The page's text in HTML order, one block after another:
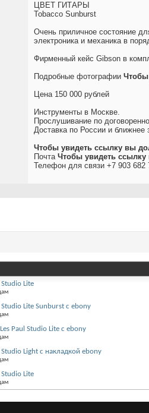
ЦВЕТ ГИТАРЫ
Tobacco Sunburst
Очень приличное состояние
электроника и механика в
Фирменный кейс Gibson в
Подробные фотографии Чтобы
Цена 150 000 рублей
Инструменты в Москве.
Прослушивание по
Доставка по России и ближнее
Чтобы увидеть ссылку вы
Почта Чтобы увидеть ссылку
Телефон для связи +7 903 682
Studio Lite
Studio Lite Sunburst с ebony
Paul Studio Lite с ebony
Studio Light c накладкой ebony
Studio Lite